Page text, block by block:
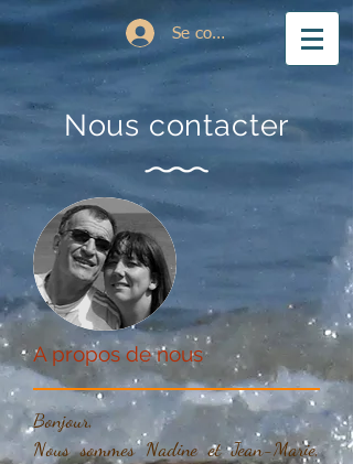
Se connecter
Nous contacter
A propos de nous
Bonjour,
Nous sommes Nadine et Jean-Marie,